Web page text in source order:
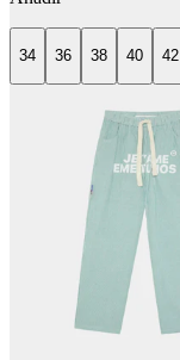
34 36 38 40 42